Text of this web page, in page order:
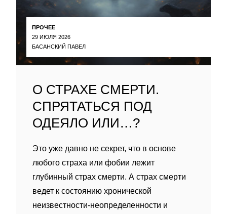
ПРОЧЕЕ
29 ИЮЛЯ 2026
БАСАНСКИЙ ПАВЕЛ
О СТРАХЕ СМЕРТИ.
СПРЯТАТЬСЯ ПОД
ОДЕЯЛО ИЛИ…?
Это уже давно не секрет, что в основе
любого страха или фобии лежит
глубинный страх смерти. А страх смерти
ведет к состоянию хронической
неизвестности-неопределенности и